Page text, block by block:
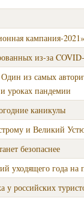
кампания-2021»
из-за
из самых
уроках пандемии
каникулы
и Великий
безопаснее
уходящего года на
у российских